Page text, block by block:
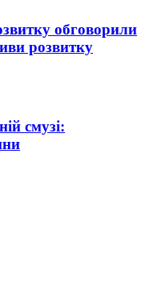
обговорили
розвитку
смузі: